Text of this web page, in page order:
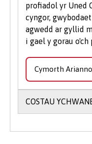
profiadol yr Uned
cyngor,
agwedd ar gyllid
i gael y gorau o'ch
Cymorth
COSTAU
Mae'n debygol y
costau